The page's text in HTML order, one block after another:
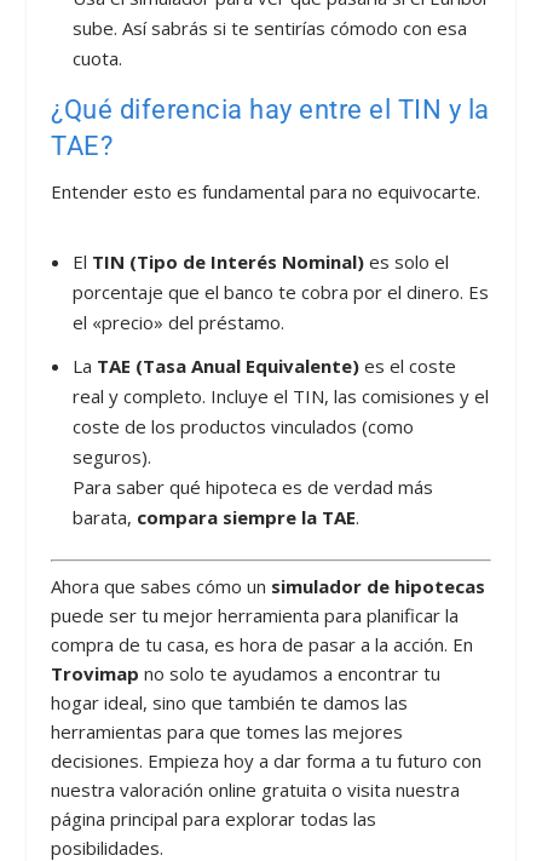
sube. Así sabrás si te sentirías cómodo con esa
cuota.
¿Qué diferencia hay entre el TIN y la
TAE?
Entender esto es fundamental para no equivocarte.
El TIN (Tipo de Interés Nominal)es solo el
porcentaje que el banco te cobra por el dinero. Es
el «precio» del préstamo.
La TAE (Tasa Anual Equivalente)es el coste
real y completo. Incluye el TIN, las comisiones y el
coste de los productos vinculados (como
seguros).
Para saber qué hipoteca es de verdad más
barata, compara siempre la TAE.
Ahora que sabes cómo un simulador de hipotecas
puede ser tu mejor herramienta para planificar la
compra de tu casa, es hora de pasar a la acción. En
Trovimap no solo te ayudamos a encontrar tu
hogar ideal, sino que también te damos las
herramientas para que tomes las mejores
decisiones. Empieza hoy a dar forma a tu futuro con
nuestra valoración online gratuita o visita nuestra
página principal para explorar todas las
posibilidades.